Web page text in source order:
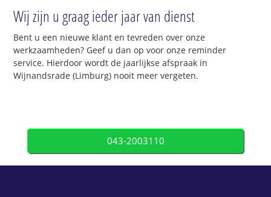
Wij zijn u graag ieder jaar van dienst
Bent u een nieuwe klant en tevreden over onze
werkzaamheden? Geef u dan op voor onze reminder
service. Hierdoor wordt de jaarlijkse afspraak in
Wijnandsrade (Limburg) nooit meer vergeten.
043-2003110